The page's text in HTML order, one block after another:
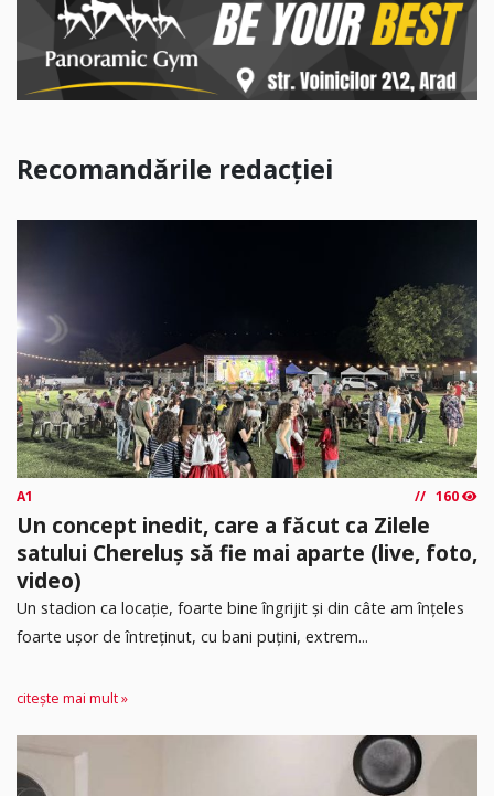
Recomandările redacției
A1 160
Un concept inedit, care a făcut ca Zilele
satului Chereluș să fie mai aparte (live, foto,
video)
Un stadion ca locație, foarte bine îngrijit și din câte am înțeles
foarte ușor de întreținut, cu bani puțini, extrem...
citește mai mult »